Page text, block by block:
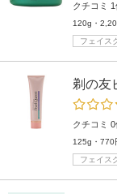
クチコミ 1
120g・
フェイス
剃の友
クチコミ 0
125g・770
フェイス